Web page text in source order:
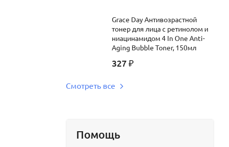
Grace Day Антивозрастной
тонер для лица с ретинолом и
ниацинамидом 4 In One Anti-
Aging Bubble Toner, 150мл
327 ₽
Смотреть все
Помощь